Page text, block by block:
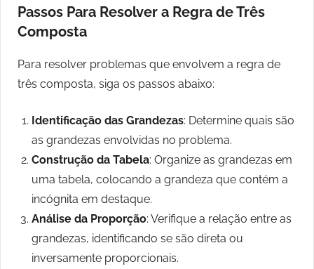
Passos Para Resolver a Regra de Três
Composta
Para resolver problemas que envolvem a regra de
três composta, siga os passos abaixo:
Identificação das Grandezas: Determine quais são
as grandezas envolvidas no problema.
Construção da Tabela: Organize as grandezas em
uma tabela, colocando a grandeza que contém a
incógnita em destaque.
Análise da Proporção: Verifique a relação entre as
grandezas, identificando se são direta ou
inversamente proporcionais.